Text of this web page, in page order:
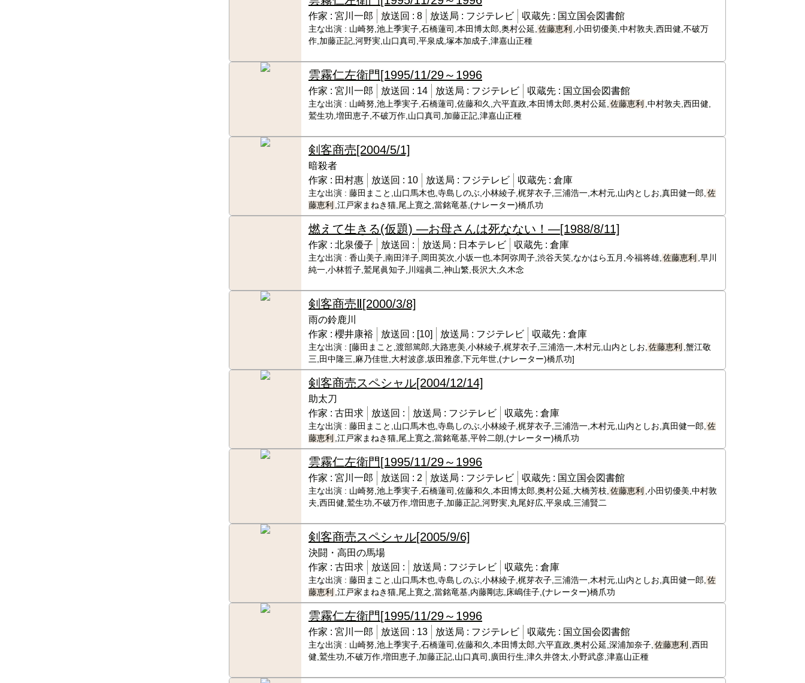
作家 : 宮川一郎 放送回 : 8 放送局 : フジテレビ 収蔵先 : 国立国会図書館
主な出演 : 山崎努,池上季実子,石橋蓮司,本田博太郎,奥村公延, 佐藤恵利
,小田切優美,中村敦夫,西田健,不破万
作,加藤正記,河野実,山口真司,平泉成,塚本加成子,津嘉山正種
雲霧仁左衛門[1995/11/29～1996
作家 : 宮川一郎 放送回 : 14 放送局 : フジテレビ 収蔵先 : 国立国会図書館
主な出演 : 山崎努,池上季実子,石橋蓮司,佐藤和久,六平直政,本田博太郎,奥村公延, 佐藤恵利
,中村敦夫,西田健,
鷲生功,増田恵子,不破万作,山口真司,加藤正記,津嘉山正種
剣客商売[2004/5/1]
暗殺者
作家 : 田村惠 放送回 : 10 放送局 : フジテレビ 収蔵先 : 倉庫
主な出演 : 藤田まこと,山口馬木也,寺島しのぶ,小林綾子,梶芽衣子,三浦浩一,木村元,山内としお,真田健一郎, 佐
藤恵利
,江戸家まねき猫,尾上寛之,當銘竜基,(ナレーター)橋爪功
燃えて生きる(仮題) ―お母さんは死なない！―[1988/8/11]
作家 : 北泉優子 放送回 : 放送局 : 日本テレビ 収蔵先 : 倉庫
主な出演 : 香山美子,南田洋子,岡田英次,小坂一也,本阿弥周子,渋谷天笑,なかはら五月,今福将雄, 佐藤恵利
,早川
純一,小林哲子,鷲尾眞知子,川端眞二,神山繁,長沢大,久木念
剣客商売Ⅱ[2000/3/8]
雨の鈴鹿川
作家 : 櫻井康裕 放送回 : [10] 放送局 : フジテレビ 収蔵先 : 倉庫
主な出演 : [藤田まこと,渡部篤郎,大路恵美,小林綾子,梶芽衣子,三浦浩一,木村元,山内としお, 佐藤恵利
,蟹江敬
三,田中隆三,麻乃佳世,大村波彦,坂田雅彦,下元年世,(ナレーター)橋爪功]
剣客商売スペシャル[2004/12/14]
助太刀
作家 : 古田求 放送回 : 放送局 : フジテレビ 収蔵先 : 倉庫
主な出演 : 藤田まこと,山口馬木也,寺島しのぶ,小林綾子,梶芽衣子,三浦浩一,木村元,山内としお,真田健一郎, 佐
藤恵利
,江戸家まねき猫,尾上寛之,當銘竜基,平幹二朗,(ナレーター)橋爪功
雲霧仁左衛門[1995/11/29～1996
作家 : 宮川一郎 放送回 : 2 放送局 : フジテレビ 収蔵先 : 国立国会図書館
主な出演 : 山崎努,池上季実子,石橋蓮司,佐藤和久,本田博太郎,奥村公延,大橋芳枝, 佐藤恵利
,小田切優美,中村敦
夫,西田健,鷲生功,不破万作,増田恵子,加藤正記,河野実,丸尾好広,平泉成,三浦賢二
剣客商売スペシャル[2005/9/6]
決闘・高田の馬場
作家 : 古田求 放送回 : 放送局 : フジテレビ 収蔵先 : 倉庫
主な出演 : 藤田まこと,山口馬木也,寺島しのぶ,小林綾子,梶芽衣子,三浦浩一,木村元,山内としお,真田健一郎, 佐
藤恵利
,江戸家まねき猫,尾上寛之,當銘竜基,内藤剛志,床嶋佳子,(ナレーター)橋爪功
雲霧仁左衛門[1995/11/29～1996
作家 : 宮川一郎 放送回 : 13 放送局 : フジテレビ 収蔵先 : 国立国会図書館
主な出演 : 山崎努,池上季実子,石橋蓮司,佐藤和久,本田博太郎,六平直政,奥村公延,深浦加奈子, 佐藤恵利
,西田
健,鷲生功,不破万作,増田恵子,加藤正記,山口真司,廣田行生,津久井啓太,小野武彦,津嘉山正種